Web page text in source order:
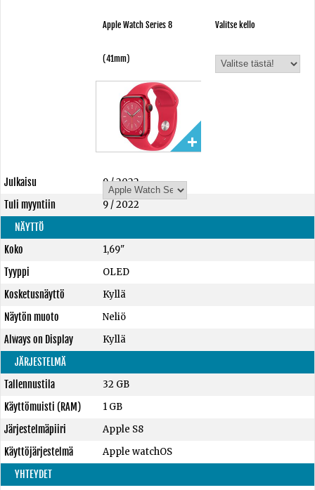
Apple Watch Series 8
(41mm)
Valitse kello
Julkaisu
9 / 2022
Tuli myyntiin
9 / 2022
NÄYTTÖ
Koko
1,69"
Tyyppi
OLED
Kosketusnäyttö
Kyllä
Näytön muoto
Neliö
Always on Display
Kyllä
JÄRJESTELMÄ
Tallennustila
32 GB
Käyttömuisti (RAM)
1 GB
Järjestelmäpiiri
Apple S8
Käyttöjärjestelmä
Apple watchOS
YHTEYDET